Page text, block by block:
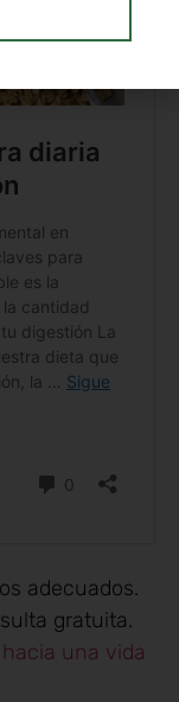
adecuados.
gratuita.
una vida